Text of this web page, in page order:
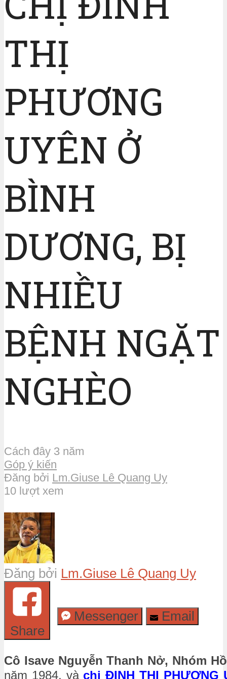
THỊ
PHƯƠNG
UYÊN Ở
BÌNH
DƯƠNG, BỊ
NHIỀU
BỆNH NGẶT
NGHÈO
Cách đây 3 năm
Góp ý kiến
Đăng bởi Lm.Giuse Lê Quang Uy
10 lượt xem
Đăng bởi Lm.Giuse Lê Quang Uy
Share
Messenger Email
Cô Isave Nguyễn Thanh Nở, Nhóm
năm 1984, và chị ĐINH THỊ PHƯƠNG